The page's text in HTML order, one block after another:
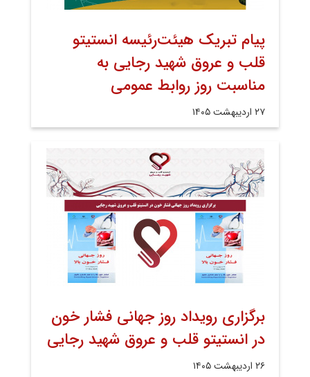
پیام تبریک هیئت‌رئیسه انستیتو
قلب و عروق شهید رجایی به
مناسبت روز روابط عمومی
۲۷ اردیبهشت ۱۴۰۵
برگزاری رویداد روز جهانی فشار خون
در انستیتو قلب و عروق شهید رجایی
۲۶ اردیبهشت ۱۴۰۵